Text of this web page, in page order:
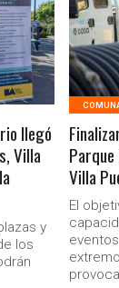
llegó
Villa
y
los
Villa
El